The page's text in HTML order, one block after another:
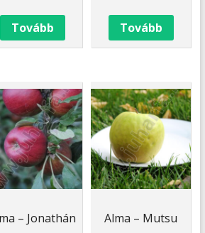
Tovább Tovább
– Jonathán
Alma – Mutsu